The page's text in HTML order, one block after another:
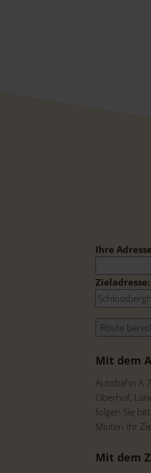
Ihre
Zieladresse:
Mit dem
Autobahn A
Oberhof,
folgen Sie
Miuten Ihr
Mit dem